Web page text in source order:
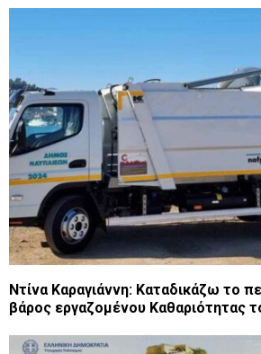
Ντίνα Καραγιάννη: Καταδικάζω το
βάρος εργαζομένου Καθαριότητας